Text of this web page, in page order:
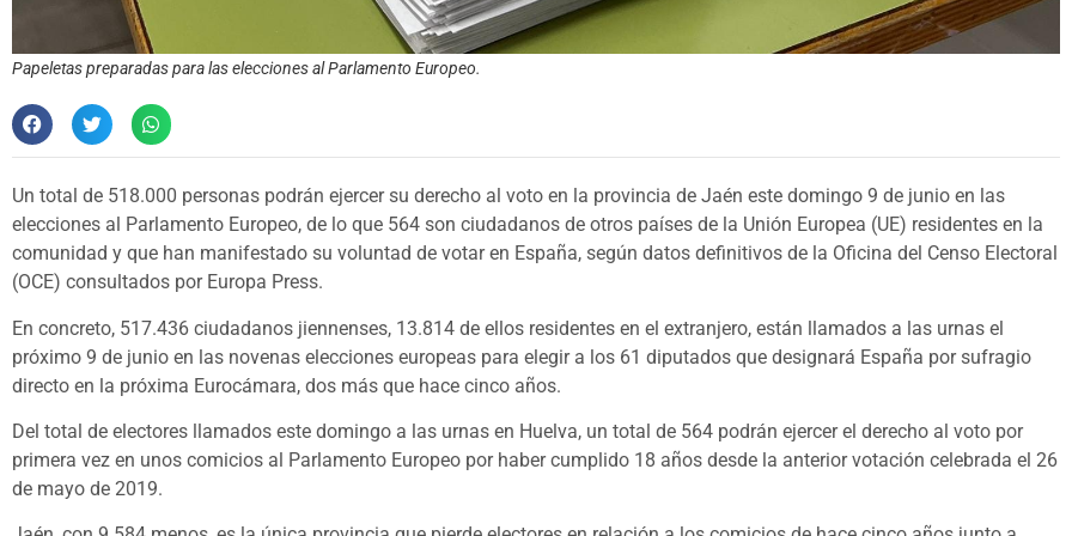
Papeletas preparadas para las elecciones al Parlamento Europeo.
Un total de 518.000 personas podrán ejercer su derecho al voto en la provincia de Jaén este domingo 9 de junio en las
elecciones al Parlamento Europeo, de lo que 564 son ciudadanos de otros países de la Unión Europea (UE) residentes en la
comunidad y que han manifestado su voluntad de votar en España, según datos definitivos de la Oficina del Censo Electoral
(OCE) consultados por Europa Press.
En concreto, 517.436 ciudadanos jiennenses, 13.814 de ellos residentes en el extranjero, están llamados a las urnas el
próximo 9 de junio en las novenas elecciones europeas para elegir a los 61 diputados que designará España por sufragio
directo en la próxima Eurocámara, dos más que hace cinco años.
Del total de electores llamados este domingo a las urnas en Huelva, un total de 564 podrán ejercer el derecho al voto por
primera vez en unos comicios al Parlamento Europeo por haber cumplido 18 años desde la anterior votación celebrada el 26
de mayo de 2019.